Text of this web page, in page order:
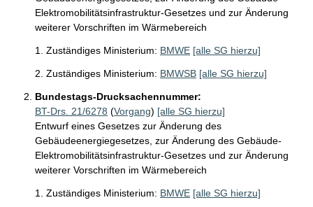
Elektromobilitätsinfrastruktur-Gesetzes und zur Änderung
weiterer Vorschriften im Wärmebereich
1. Zuständiges Ministerium: BMWE [alle SG hierzu]
2. Zuständiges Ministerium: BMWSB [alle SG hierzu]
Bundestags-Drucksachennummer:
BT-Drs. 21/6278 (Vorgang) [alle SG hierzu]
Entwurf eines Gesetzes zur Änderung des
Gebäudeenergiegesetzes, zur Änderung des Gebäude-
Elektromobilitätsinfrastruktur-Gesetzes und zur Änderung
weiterer Vorschriften im Wärmebereich
1. Zuständiges Ministerium: BMWE [alle SG hierzu]